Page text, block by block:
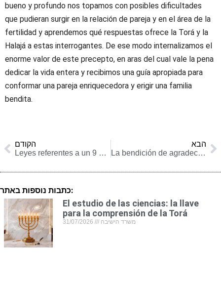
bueno y profundo nos topamos con posibles dificultades
que pudieran surgir en la relación de pareja y en el área de la
fertilidad y aprendemos qué respuestas ofrece la Torá y la
Halajá a estas interrogantes. De ese modo internalizamos el
enorme valor de este precepto, en aras del cual vale la pena
dedicar la vida entera y recibimos una guía apropiada para
conformar una pareja enriquecedora y erigir una familia
bendita.
הקודם
Leyes referentes a un 9 de Av que es pospuesto para el domingo
הבא
La bendición de agradecimiento por la contemplación de paisajes hermosos y animales especiales
כתבות נוספות באתר:
El estudio de las ciencias: la llave
para la comprensión de la Torá
משרד הישיבה 31/07/2026